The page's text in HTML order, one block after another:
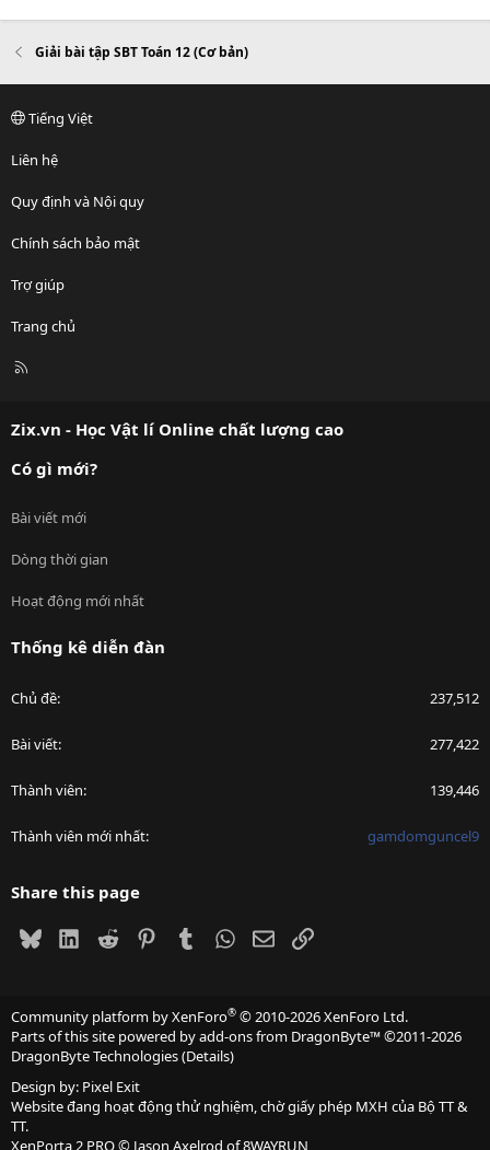
Giải bài tập SBT Toán 12 (Cơ bản)
Tiếng Việt
Liên hệ
Quy định và Nội quy
Chính sách bảo mật
Trợ giúp
Trang chủ
R
Zix.vn - Học Vật lí Online chất lượng cao
Có gì mới?
Bài viết mới
Dòng thời gian
Hoạt động mới nhất
Thống kê diễn đàn
Chủ đề 237,512
Bài viết 277,422
Thành viên 139,446
Thành viên mới nhất gamdomguncel9
Share this page
BlueskyLinkedIn
Reddit PinterestTumblrWhatsApp
EmailLink
Community platform by XenForo® © 2010-2026 XenForo Ltd.
Parts of this site powered byadd-ons from DragonByte™©2011-2026
DragonByte Technologies(Details)
Design by: Pixel Exit
Website đang hoạt động thử nghiệm, chờ giấy phép MXH của Bộ TT &
TT.
XenPorta 2 PRO© Jason Axelrod of8WAYRUN